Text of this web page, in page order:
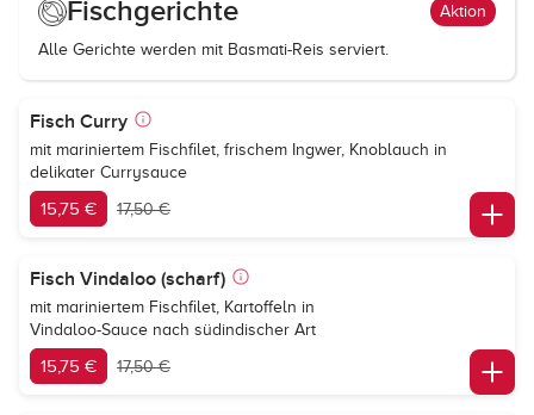
Fischgerichte Aktion
Alle Gerichte werden mit Basmati-Reis serviert.
Fisch Curry
mit mariniertem Fischfilet, frischem Ingwer, Knoblauch in
delikater Currysauce
15,75 € 17,50 €
Fisch Vindaloo (scharf)
mit mariniertem Fischfilet, Kartoffeln in
Vindaloo-Sauce nach südindischer Art
15,75 € 17,50 €